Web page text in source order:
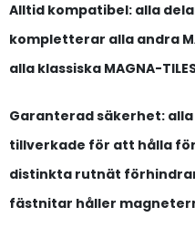
Alltid kompatibel: alla
kompletterar alla andra
alla klassiska MAGNA-
Garanterad säkerhet: alla
tillverkade för att hålla
distinkta rutnät
fästnitar håller